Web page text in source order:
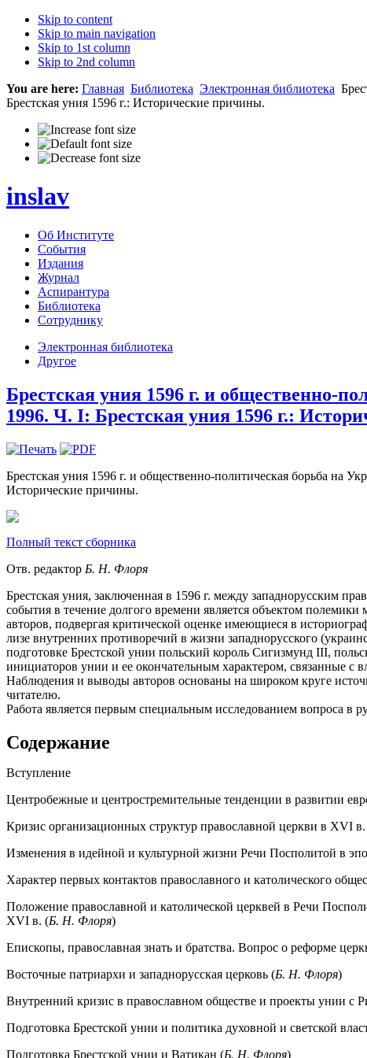
Skip to content
Skip to main navigation
Skip to 1st column
Skip to 2nd column
You are here: Главная Библиотека Электронная библиотека
Брестская уния 1596 г.: Исторические причины.
inslav
Об Институте
События
Издания
Журнал
Аспирантура
Библиотека
Сотруднику
Электронная библиотека
Другое
Брестская уния 1596 г. и общественно-
1996. Ч. I: Брестская уния 1596 г.:
Брестская уния 1596 г. и общественно-политическая борьба на
Исторические причины.
Полный текст сборника
Отв. редактор Б. Н. Флоря
Брестская уния, заключенная в 1596 г. между западнорусским
события в течение долгого времени является объектом
авторов, подвергая критической оценке име­ющиеся в
лизе внутренних противоречий в жизни западнорусского
подготовке Брестской унии польский король Сигизмунд III,
инициаторов унии и ее окончательным характе­ром, связанные с
Наблюдения и выводы авторов основаны на широком круге
читателю.
Работа является первым специальным исследованием вопроса в
Содержание
Вступление
Центробежные и центростремительные тенденции в развитии
Кризис организационных структур православной церкви в XVI
Изменения в идейной и культурной жизни Речи Посполитой в
Характер первых контактов православного и католического
Положение православной и католической церквей в Речи
XVI в. (Б. Н. Флоря)
Епископы, православная знать и братства. Вопрос о реформе
Восточные патриархи и западнорусская церковь (Б. Н. Флоря)
Внутренний кризис в православном обществе и проекты унии с
Подготовка Брестской унии и политика духовной и светской
Подготовка Брестской унии и Ватикан (Б. Н. Флоря)